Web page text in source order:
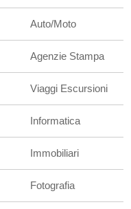
Auto/Moto
Agenzie Stampa
Viaggi Escursioni
Informatica
Immobiliari
Fotografia